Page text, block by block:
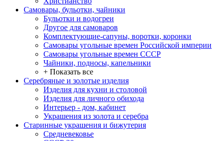
Самовары, бульотки, чайники
Бульотки и водогреи
Другое для самоваров
Комплектующие-сапуны, воротки, коронки
Самовары угольные времен Российской империи
Самовары угольные времен СССР
Чайники, подносы, капельники
+ Показать все
Серебряные и золотые изделия
Изделия для кухни и столовой
Изделия для личного обихода
Интерьер - дом, кабинет
Украшения из золота и серебра
Старинные украшения и бижутерия
Средневековье